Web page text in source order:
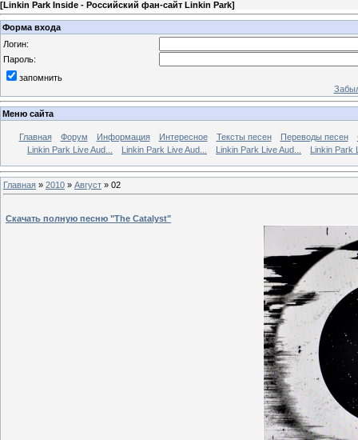
[Linkin Park Inside - Российский фан-сайт Linkin Park]
Форма входа
Логин:
Пароль:
запомнить
Меню сайта
Главная Форум Информация Интересное Тексты песен Переводы песен
Linkin Park Live Aud...
Linkin Park Live Aud... Linkin Park Live Aud... Linkin Park
Главная » 2010 » Август » 02
Скачать полную песню "The Catalyst"